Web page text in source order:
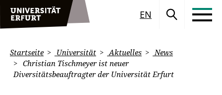
EN
Startseite Universität Aktuelles
News
Christian Tischmeyer ist neuer
Diversitätsbeauftragter der Universität Erfurt